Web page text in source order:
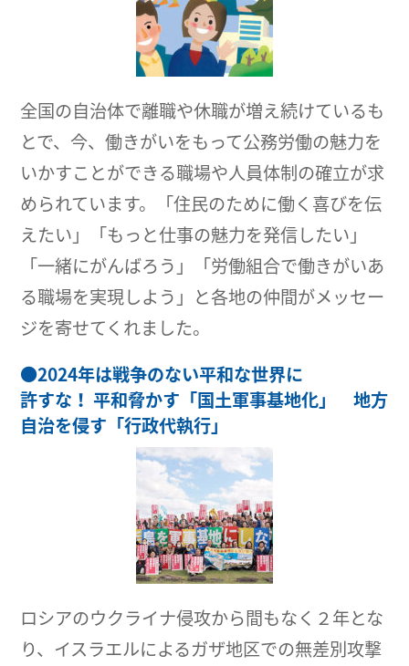
全国の自治体で離職や休職が増え続けているも
とで、今、働きがいをもって公務労働の魅力を
いかすことができる職場や人員体制の確立が求
められています。「住民のために働く喜びを伝
えたい」「もっと仕事の魅力を発信したい」
「一緒にがんばろう」「労働組合で働きがいあ
る職場を実現しよう」と各地の仲間がメッセー
ジを寄せてくれました。
●2024年は戦争のない平和な世界に
許すな！ 平和脅かす「国土軍事基地化」 地方
自治を侵す「行政代執行」
ロシアのウクライナ侵攻から間もなく２年とな
り、イスラエルによるガザ地区での無差別攻撃